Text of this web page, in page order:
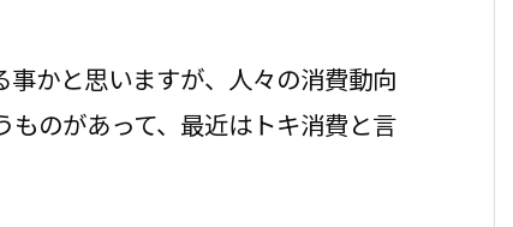
かと思いますが、人々の消費動向
のがあって、最近はトキ消費と言